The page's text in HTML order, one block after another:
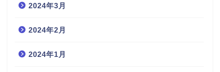
2024年3月
2024年2月
2024年1月